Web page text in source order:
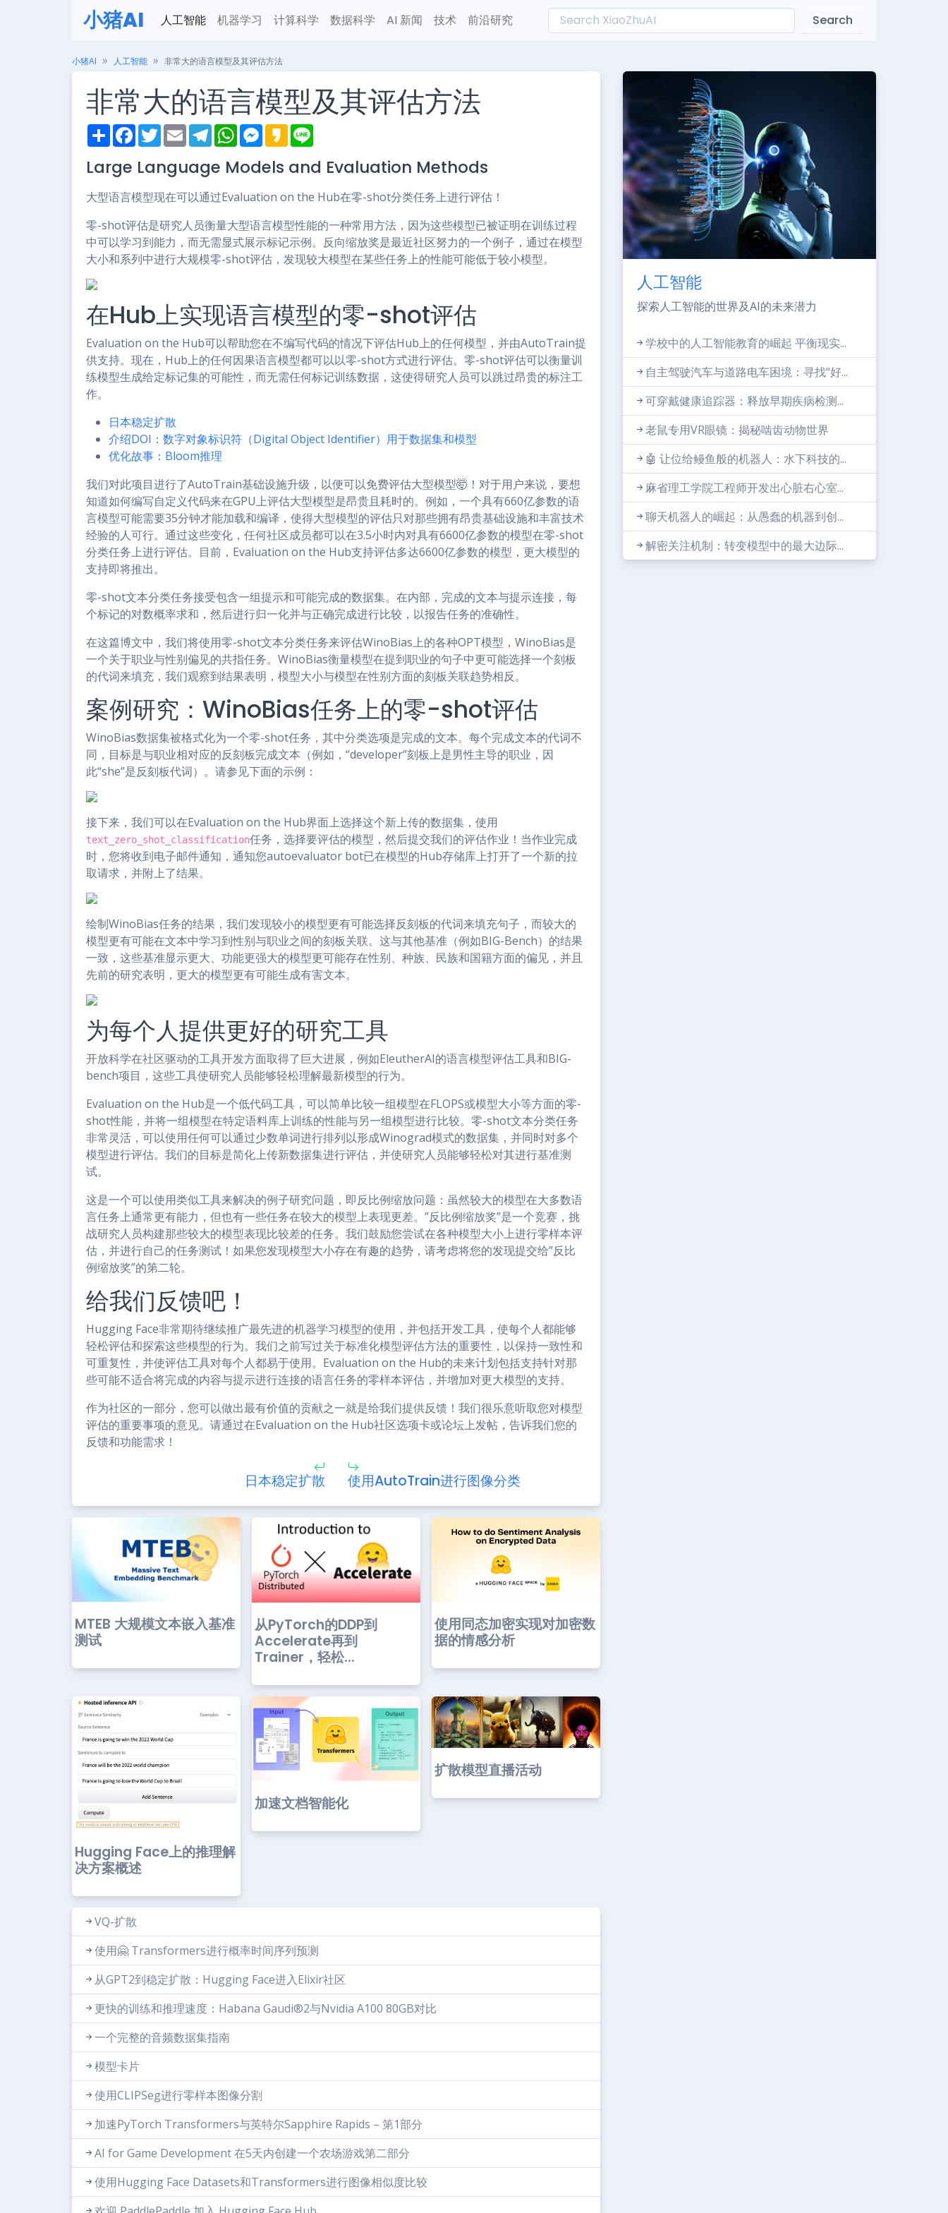
小猪AI 人工智能 机器学习 计算科学 数据科学 AI 新闻 技术 前沿研究 Search
小猪AI 人工智能 非常大的语言模型及其评估方法
非常大的语言模型及其评估方法
S
h
r
e
F
a
e
b
o
T
w
t
t
r
E
m
i
l
T
e
e
g
a
W
h
t
s
p
M
e
s
e
g
r
K
a
a
o
e
Large Language Models and Evaluation Methods
大型语言模型现在可以通过Evaluation on the Hub在零-shot分类任务上进行评估！
零-shot评估是研究人员衡量大型语言模型性能的一种常用方法，因为这些模型已被证明在训练过程
中可以学习到能力，而无需显式展示标记示例。反向缩放奖是最近社区努力的一个例子，通过在模型
大小和系列中进行大规模零-shot评估，发现较大模型在某些任务上的性能可能低于较小模型。
在Hub上实现语言模型的零-shot评估
Evaluation on the Hub可以帮助您在不编写代码的情况下评估Hub上的任何模型，并由AutoTrain提
供支持。现在，Hub上的任何因果语言模型都可以以零-shot方式进行评估。零-shot评估可以衡量训
练模型生成给定标记集的可能性，而无需任何标记训练数据，这使得研究人员可以跳过昂贵的标注工
作。
日本稳定扩散
介绍DOI：数字对象标识符（Digital Object Identifier）用于数据集和模型
优化故事：Bloom推理
我们对此项目进行了AutoTrain基础设施升级，以便可以免费评估大型模型🤯！对于用户来说，要想
知道如何编写自定义代码来在GPU上评估大型模型是昂贵且耗时的。例如，一个具有660亿参数的语
言模型可能需要35分钟才能加载和编译，使得大型模型的评估只对那些拥有昂贵基础设施和丰富技术
经验的人可行。通过这些变化，任何社区成员都可以在3.5小时内对具有6600亿参数的模型在零-shot
分类任务上进行评估。目前，Evaluation on the Hub支持评估多达6600亿参数的模型，更大模型的
支持即将推出。
零-shot文本分类任务接受包含一组提示和可能完成的数据集。在内部，完成的文本与提示连接，每
个标记的对数概率求和，然后进行归一化并与正确完成进行比较，以报告任务的准确性。
在这篇博文中，我们将使用零-shot文本分类任务来评估WinoBias上的各种OPT模型，WinoBias是
一个关于职业与性别偏见的共指任务。WinoBias衡量模型在提到职业的句子中更可能选择一个刻板
的代词来填充，我们观察到结果表明，模型大小与模型在性别方面的刻板关联趋势相反。
案例研究：WinoBias任务上的零-shot评估
WinoBias数据集被格式化为一个零-shot任务，其中分类选项是完成的文本。每个完成文本的代词不
同，目标是与职业相对应的反刻板完成文本（例如，“developer”刻板上是男性主导的职业，因
此“she”是反刻板代词）。请参见下面的示例：
接下来，我们可以在Evaluation on the Hub界面上选择这个新上传的数据集，使用
text_zero_shot_classification任务，选择要评估的模型，然后提交我们的评估作业！当作业完成
时，您将收到电子邮件通知，通知您autoevaluator bot已在模型的Hub存储库上打开了一个新的拉
取请求，并附上了结果。
绘制WinoBias任务的结果，我们发现较小的模型更有可能选择反刻板的代词来填充句子，而较大的
模型更有可能在文本中学习到性别与职业之间的刻板关联。这与其他基准（例如BIG-Bench）的结果
一致，这些基准显示更大、功能更强大的模型更可能存在性别、种族、民族和国籍方面的偏见，并且
先前的研究表明，更大的模型更有可能生成有害文本。
为每个人提供更好的研究工具
开放科学在社区驱动的工具开发方面取得了巨大进展，例如EleutherAI的语言模型评估工具和BIG-
bench项目，这些工具使研究人员能够轻松理解最新模型的行为。
Evaluation on the Hub是一个低代码工具，可以简单比较一组模型在FLOPS或模型大小等方面的零-
shot性能，并将一组模型在特定语料库上训练的性能与另一组模型进行比较。零-shot文本分类任务
非常灵活，可以使用任何可以通过少数单词进行排列以形成Winograd模式的数据集，并同时对多个
模型进行评估。我们的目标是简化上传新数据集进行评估，并使研究人员能够轻松对其进行基准测
试。
这是一个可以使用类似工具来解决的例子研究问题，即反比例缩放问题：虽然较大的模型在大多数语
言任务上通常更有能力，但也有一些任务在较大的模型上表现更差。”反比例缩放奖”是一个竞赛，挑
战研究人员构建那些较大的模型表现比较差的任务。我们鼓励您尝试在各种模型大小上进行零样本评
估，并进行自己的任务测试！如果您发现模型大小存在有趣的趋势，请考虑将您的发现提交给”反比
例缩放奖”的第二轮。
给我们反馈吧！
Hugging Face非常期待继续推广最先进的机器学习模型的使用，并包括开发工具，使每个人都能够
轻松评估和探索这些模型的行为。我们之前写过关于标准化模型评估方法的重要性，以保持一致性和
可重复性，并使评估工具对每个人都易于使用。Evaluation on the Hub的未来计划包括支持针对那
些可能不适合将完成的内容与提示进行连接的语言任务的零样本评估，并增加对更大模型的支持。
作为社区的一部分，您可以做出最有价值的贡献之一就是给我们提供反馈！我们很乐意听取您对模型
评估的重要事项的意见。请通过在Evaluation on the Hub社区选项卡或论坛上发帖，告诉我们您的
反馈和功能需求！
日本稳定扩散 使用AutoTrain进行图像分类
MTEB 大规模文本嵌入基准
测试
从PyTorch的DDP到
Accelerate再到
Trainer，轻松...
使用同态加密实现对加密数
据的情感分析
Hugging Face上的推理解
决方案概述
加速文档智能化
扩散模型直播活动
VQ-扩散
使用🤗 Transformers进行概率时间序列预测
从GPT2到稳定扩散：Hugging Face进入Elixir社区
更快的训练和推理速度：Habana Gaudi®2与Nvidia A100 80GB对比
一个完整的音频数据集指南
模型卡片
使用CLIPSeg进行零样本图像分割
加速PyTorch Transformers与英特尔Sapphire Rapids – 第1部分
AI for Game Development 在5天内创建一个农场游戏第二部分
使用Hugging Face Datasets和Transformers进行图像相似度比较
人工智能
探索人工智能的世界及AI的未来潜力
学校中的人工智能教育的崛起 平衡现实...
自主驾驶汽车与道路电车困境：寻找“好...
可穿戴健康追踪器：释放早期疾病检测...
老鼠专用VR眼镜：揭秘啮齿动物世界
🤖 让位给鳗鱼般的机器人：水下科技的...
麻省理工学院工程师开发出心脏右心室...
聊天机器人的崛起：从愚蠢的机器到创...
解密关注机制：转变模型中的最大边际...